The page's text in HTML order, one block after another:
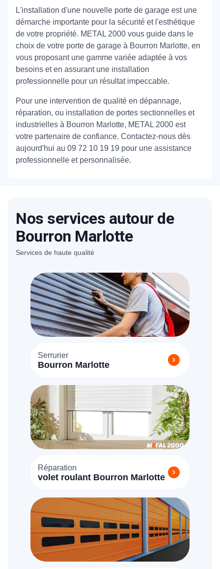
L'installation d'une nouvelle porte de garage est une
démarche importante pour la sécurité et l'esthétique
de votre propriété. METAL 2000 vous guide dans le
choix de votre porte de garage à Bourron Marlotte, en
vous proposant une gamme variée adaptée à vos
besoins et en assurant une installation
professionnelle pour un résultat impeccable.
Pour une intervention de qualité en dépannage,
réparation, ou installation de portes sectionnelles et
industrielles à Bourron Marlotte, METAL 2000 est
votre partenaire de confiance. Contactez-nous dès
aujourd'hui au 09 72 10 19 19 pour une assistance
professionnelle et personnalisée.
Nos services autour de
Bourron Marlotte
Services de haute qualité
Serrurier
Bourron Marlotte
Réparation
volet roulant Bourron Marlotte